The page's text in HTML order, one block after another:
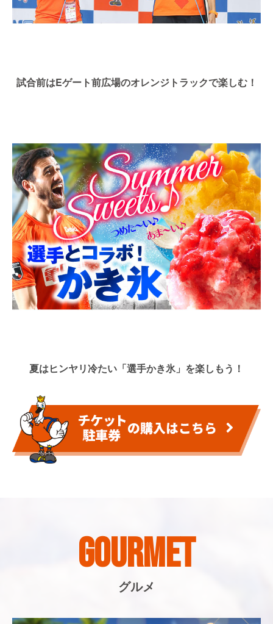
試合前はEゲート前広場のオレンジトラックで楽しむ！
夏はヒンヤリ冷たい「選手かき氷」を楽しもう！
GOURMET
グルメ